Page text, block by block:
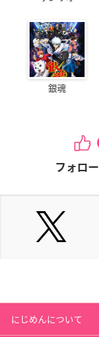
銀魂
フォロ
にじめんについて